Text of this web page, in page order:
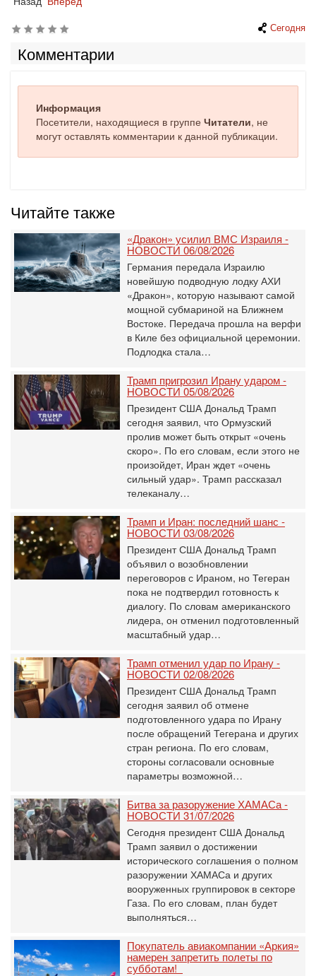
Сегодня
Комментарии
Информация
Посетители, находящиеся в группе Читатели, не
могут оставлять комментарии к данной публикации.
Читайте также
«Дракон» усилил ВМС Израиля -
НОВОСТИ 06/08/2026
Германия передала Израилю
новейшую подводную лодку АХИ
«Дракон», которую называют самой
мощной субмариной на Ближнем
Востоке. Передача прошла на верфи
в Киле без официальной церемонии.
Подлодка стала…
Трамп пригрозил Ирану ударом -
НОВОСТИ 05/08/2026
Президент США Дональд Трамп
сегодня заявил, что Ормузский
пролив может быть открыт «очень
скоро». По его словам, если этого не
произойдет, Иран ждет «очень
сильный удар». Трамп рассказал
телеканалу…
Трамп и Иран: последний шанс -
НОВОСТИ 03/08/2026
Президент США Дональд Трамп
объявил о возобновлении
переговоров с Ираном, но Тегеран
пока не подтвердил готовность к
диалогу. По словам американского
лидера, он отменил подготовленный
масштабный удар…
Трамп отменил удар по Ирану -
НОВОСТИ 02/08/2026
Президент США Дональд Трамп
сегодня заявил об отмене
подготовленного удара по Ирану
после обращений Тегерана и других
стран региона. По его словам,
стороны согласовали основные
параметры возможной…
Битва за разоружение ХАМАСа -
НОВОСТИ 31/07/2026
Сегодня президент США Дональд
Трамп заявил о достижении
исторического соглашения о полном
разоружении ХАМАСа и других
вооруженных группировок в секторе
Газа. По его словам, план будет
выполняться…
Покупатель авиакомпании «Аркия»
намерен запретить полеты по
субботам!